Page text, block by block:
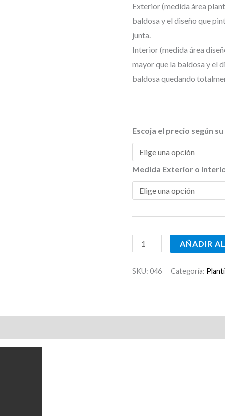
Exterior (medida área
baldosa y el diseño que
junta.
Interior (medida área
mayor que la baldosa y el
baldosa quedando
Escoja el precio según
Medida Exterior o
AÑADIR
SKU:046 Categoría: